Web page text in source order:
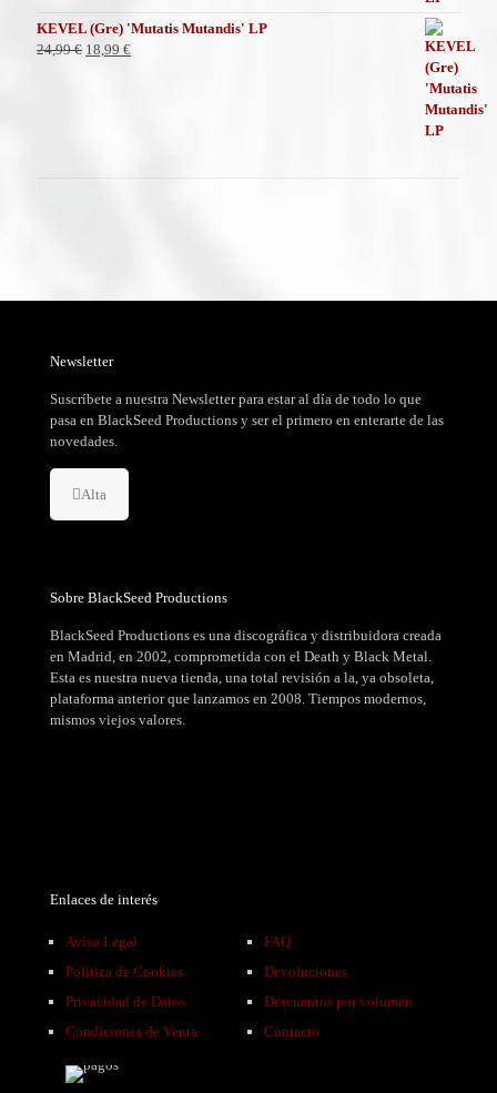
KEVEL (Gre) 'Mutatis Mutandis' LP
24,99€ El
18,99 €El
Newsletter
Suscríbete a nuestra Newsletter para estar al día de todo lo que
pasa en BlackSeed Productions y ser el primero en enterarte de las
novedades.
Alta
Sobre BlackSeed Productions
BlackSeed Productions es una discográfica y distribuidora creada
en Madrid, en 2002, comprometida con el Death y Black Metal.
Esta es nuestra nueva tienda, una total revisión a la, ya obsoleta,
plataforma anterior que lanzamos en 2008. Tiempos modernos,
mismos viejos valores.
Enlaces de interés
Aviso Legal
Política de Cookies
Privacidad de Datos
Condiciones de Venta
FAQ
Devoluciones
Descuentos por volumen
Contacto